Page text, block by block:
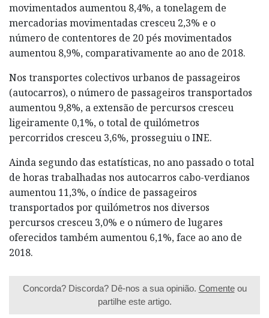
movimentados aumentou 8,4%, a tonelagem de
mercadorias movimentadas cresceu 2,3% e o
número de contentores de 20 pés movimentados
aumentou 8,9%, comparativamente ao ano de 2018.
Nos transportes colectivos urbanos de passageiros
(autocarros), o número de passageiros transportados
aumentou 9,8%, a extensão de percursos cresceu
ligeiramente 0,1%, o total de quilómetros
percorridos cresceu 3,6%, prosseguiu o INE.
Ainda segundo das estatísticas, no ano passado o total
de horas trabalhadas nos autocarros cabo-verdianos
aumentou 11,3%, o índice de passageiros
transportados por quilómetros nos diversos
percursos cresceu 3,0% e o número de lugares
oferecidos também aumentou 6,1%, face ao ano de
2018.
Concorda? Discorda? Dê-nos a sua opinião. Comenteou
partilhe este artigo.